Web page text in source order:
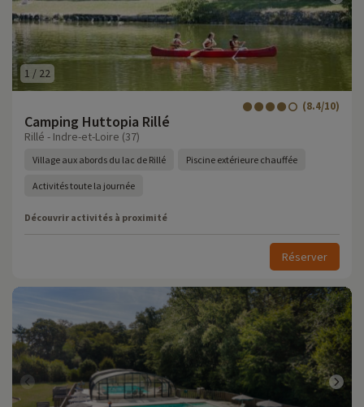
1 / 22
Camping Huttopia Rillé
(8.4/10)
Rillé - Indre-et-Loire (37)
Village aux abords du lac de Rillé Piscine extérieure chauffée
Activités toute la journée
Découvrir activités à proximité
Réserver